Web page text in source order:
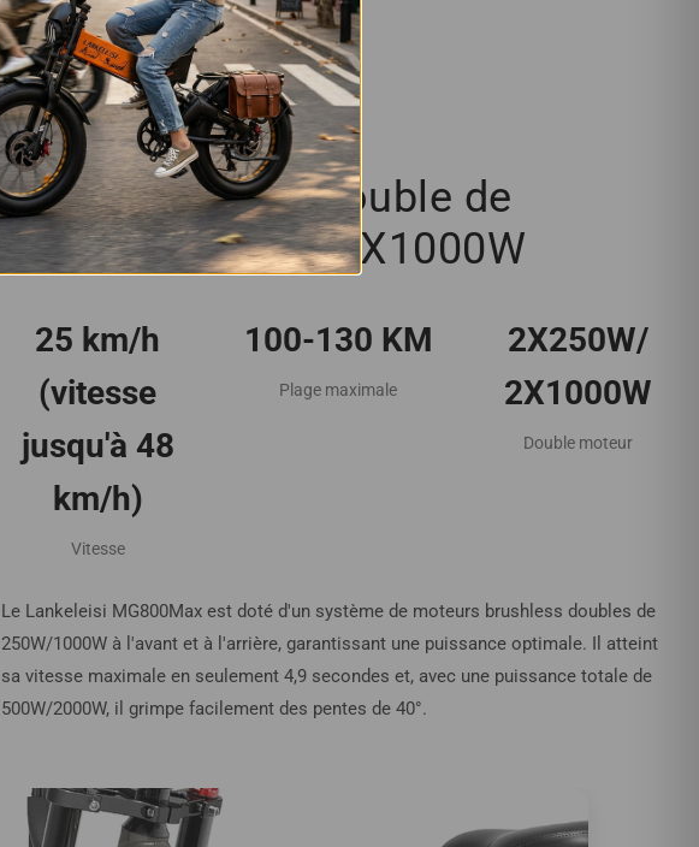
Moteur double de
2X250W/2X1000W
25 km/h
(vitesse
jusqu'à 48
km/h)
Vitesse
100-130 KM
Plage maximale
2X250W/
2X1000W
Double moteur
Le Lankeleisi MG800Max est doté d'un système de moteurs brushless doubles de
250W/1000W à l'avant et à l'arrière, garantissant une puissance optimale. Il atteint
sa vitesse maximale en seulement 4,9 secondes et, avec une puissance totale de
500W/2000W, il grimpe facilement des pentes de 40°.